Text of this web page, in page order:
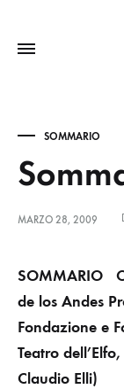
SOMMARIO
MARZO 28, 2009
SOMMARIO
de los Andes
Fondazione e
Teatro
Claudio Elli)